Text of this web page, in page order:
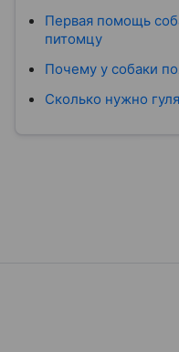
Первая помощь
питомцу
Почему у собаки
Сколько нужно